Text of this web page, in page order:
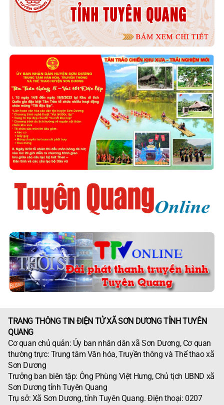
TRANG THÔNG TIN ĐIỆN TỬ XÃ SƠN DƯƠNG TỈNH TUYÊN
QUANG
Cơ quan chủ quản: Ủy ban nhân dân xã Sơn Dương, Cơ quan
thường trực: Trung tâm Văn hóa, Truyền thông và Thể thao xã
Sơn Dương
Trưởng ban biên tập: Ông Phùng Việt Hưng, Chủ tịch UBND xã
Sơn Dương tỉnh Tuyên Quang
Trụ sở: Xã Sơn Dương, tỉnh Tuyên Quang. Điện thoại: 0207